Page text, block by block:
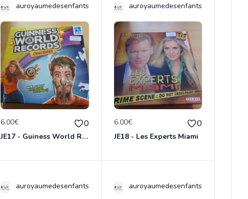
auroyaumedesenfants
6.00€ 0
JE17 - Guiness World Records
auroyaumedesenfants
6.00€ 0
JE18 - Les Experts Miami
auroyaumedesenfants auroyaumedesenfants